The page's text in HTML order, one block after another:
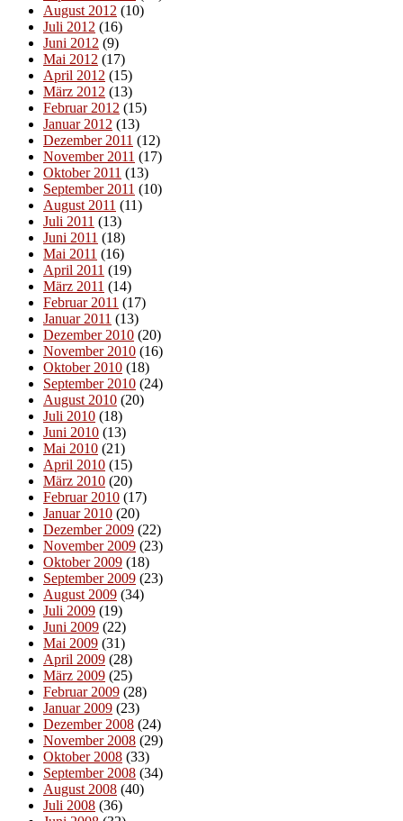
August 2012 (10)
Juli 2012 (16)
Juni 2012 (9)
Mai 2012 (17)
April 2012 (15)
März 2012 (13)
Februar 2012 (15)
Januar 2012 (13)
Dezember 2011 (12)
November 2011 (17)
Oktober 2011 (13)
September 2011 (10)
August 2011 (11)
Juli 2011 (13)
Juni 2011 (18)
Mai 2011 (16)
April 2011 (19)
März 2011 (14)
Februar 2011 (17)
Januar 2011 (13)
Dezember 2010 (20)
November 2010 (16)
Oktober 2010 (18)
September 2010 (24)
August 2010 (20)
Juli 2010 (18)
Juni 2010 (13)
Mai 2010 (21)
April 2010 (15)
März 2010 (20)
Februar 2010 (17)
Januar 2010 (20)
Dezember 2009 (22)
November 2009 (23)
Oktober 2009 (18)
September 2009 (23)
August 2009 (34)
Juli 2009 (19)
Juni 2009 (22)
Mai 2009 (31)
April 2009 (28)
März 2009 (25)
Februar 2009 (28)
Januar 2009 (23)
Dezember 2008 (24)
November 2008 (29)
Oktober 2008 (33)
September 2008 (34)
August 2008 (40)
Juli 2008 (36)